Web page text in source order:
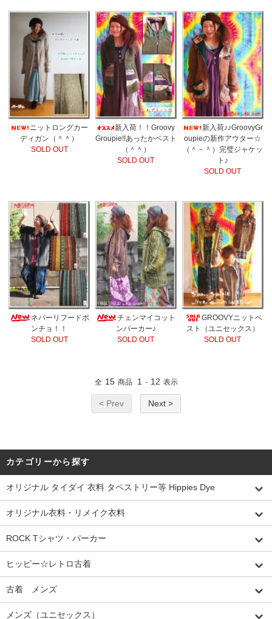
ニットロングカー
ディガン（＾＾）
SOLD OUT
新入荷！！Groovy
Groupie!!あったかベスト
（＾＾）
SOLD OUT
新入荷♪♪GroovyGr
oupieの新作アウター☆
（＾－＾）完璧ジャケッ
ト♪
SOLD OUT
ネパーリフードポ
ンチョ！！
SOLD OUT
チェンマイコット
ンパーカー♪
SOLD OUT
GROOVYニットベ
スト（ユニセックス）
SOLD OUT
全 15 商品 1 - 12 表示
< Prev Next >
カテゴリーから探す
オリジナル タイダイ 衣料 タペストリー等 Hippies Dye
オリジナル衣料・リメイク衣料
ROCK Tシャツ・パーカー
ヒッピー☆レトロ古着
古着 メンズ
メンズ（ユニセックス）